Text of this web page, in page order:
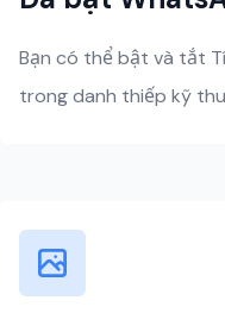
Bạn có thể bật và tắt
trong danh thiếp kỹ